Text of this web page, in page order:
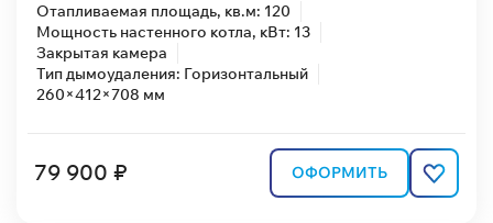
Отапливаемая площадь, кв.м: 120
Мощность настенного котла, кВт: 13
Закрытая камера
Тип дымоудаления: Горизонтальный
260×412×708 мм
79 900 ₽ ОФОРМИТЬ